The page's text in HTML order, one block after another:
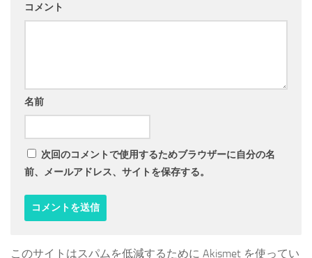
コメント
名前
次回のコメントで使用するためブラウザーに自分の名
前、メールアドレス、サイトを保存する。
このサイトはスパムを低減するために Akismet を使ってい